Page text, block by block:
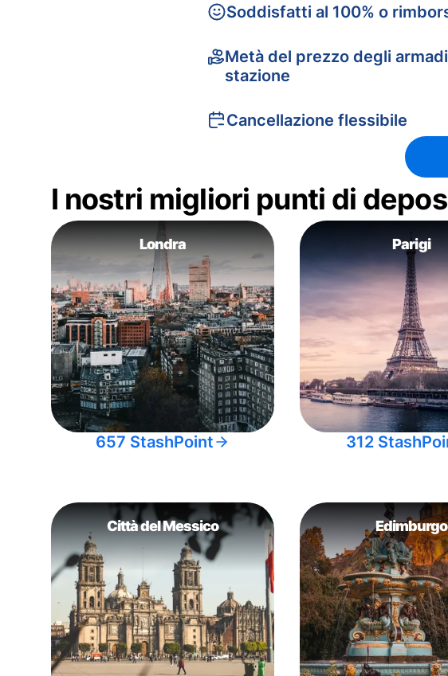
Soddisfatti al 100% o
Metà del prezzo degli
stazione
Cancellazione flessibile
I nostri migliori punti di
Londra
657 StashPoint
Parigi
312
Città del Messico Edimburgo